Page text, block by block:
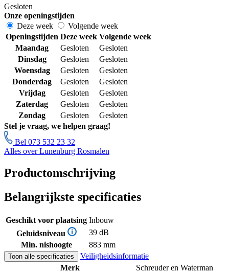
Gesloten
Onze openingstijden
Deze week
Volgende week
Openingstijden Deze week Volgende week
Maandag
Gesloten
Gesloten
Dinsdag
Gesloten
Gesloten
Woensdag
Gesloten
Gesloten
Donderdag
Gesloten
Gesloten
Vrijdag
Gesloten
Gesloten
Zaterdag
Gesloten
Gesloten
Zondag
Gesloten
Gesloten
Stel je vraag, we helpen graag!
Bel 073 532 23 32
Alles over Lunenburg Rosmalen
Productomschrijving
Belangrijkste specificaties
Geschikt voor plaatsing Inbouw
Geluidsniveau
39 dB
Min. nishoogte
883 mm
Toon alle specificaties
Veiligheidsinformatie
Merk
Schreuder en Waterman